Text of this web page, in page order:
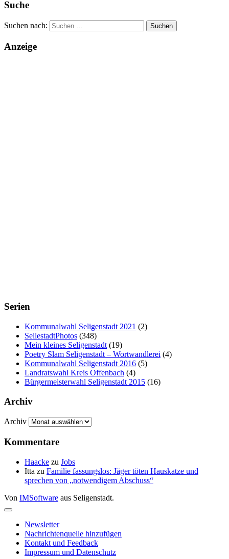
Suche
Suchen nach:
Anzeige
Serien
Kommunalwahl Seligenstadt 2021 (2)
SellestadtPhotos (348)
Mein kleines Seligenstadt (19)
Poetry Slam Seligenstadt – Wortwandlerei (4)
Kommunalwahl Seligenstadt 2016 (5)
Landratswahl Kreis Offenbach (4)
Bürgermeisterwahl Seligenstadt 2015 (16)
Archiv
Archiv
Kommentare
Haacke zu Jobs
Itta zu Familie fassungslos: Jäger töten Hauskatze und
sprechen von „notwendigem Abschuss“
Von IMSoftware aus Seligenstadt.
Newsletter
Nachrichtenquelle hinzufügen
Kontakt und Feedback
Impressum und Datenschutz